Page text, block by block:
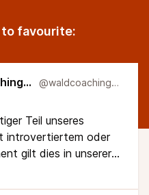
to favourite:
Wald- & Naturcoaching Blog @waldcoachingblog
Teil unseres
introvertiertem oder
gilt dies in unserer
mehr denn je.
Linie etwas